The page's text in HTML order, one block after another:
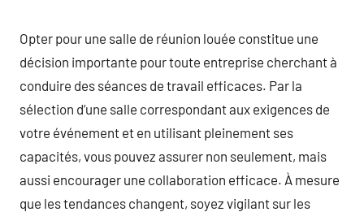
Opter pour une salle de réunion louée constitue une
décision importante pour toute entreprise cherchant à
conduire des séances de travail efficaces. Par la
sélection d’une salle correspondant aux exigences de
votre événement et en utilisant pleinement ses
capacités, vous pouvez assurer non seulement, mais
aussi encourager une collaboration efficace. À mesure
que les tendances changent, soyez vigilant sur les